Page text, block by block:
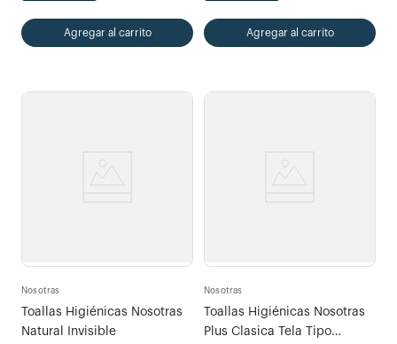
Agregar al carrito Agregar al carrito
Nosotras
Toallas Higiénicas Nosotras
Natural Invisible
Nosotras
Toallas Higiénicas Nosotras
Plus Clasica Tela Tipo